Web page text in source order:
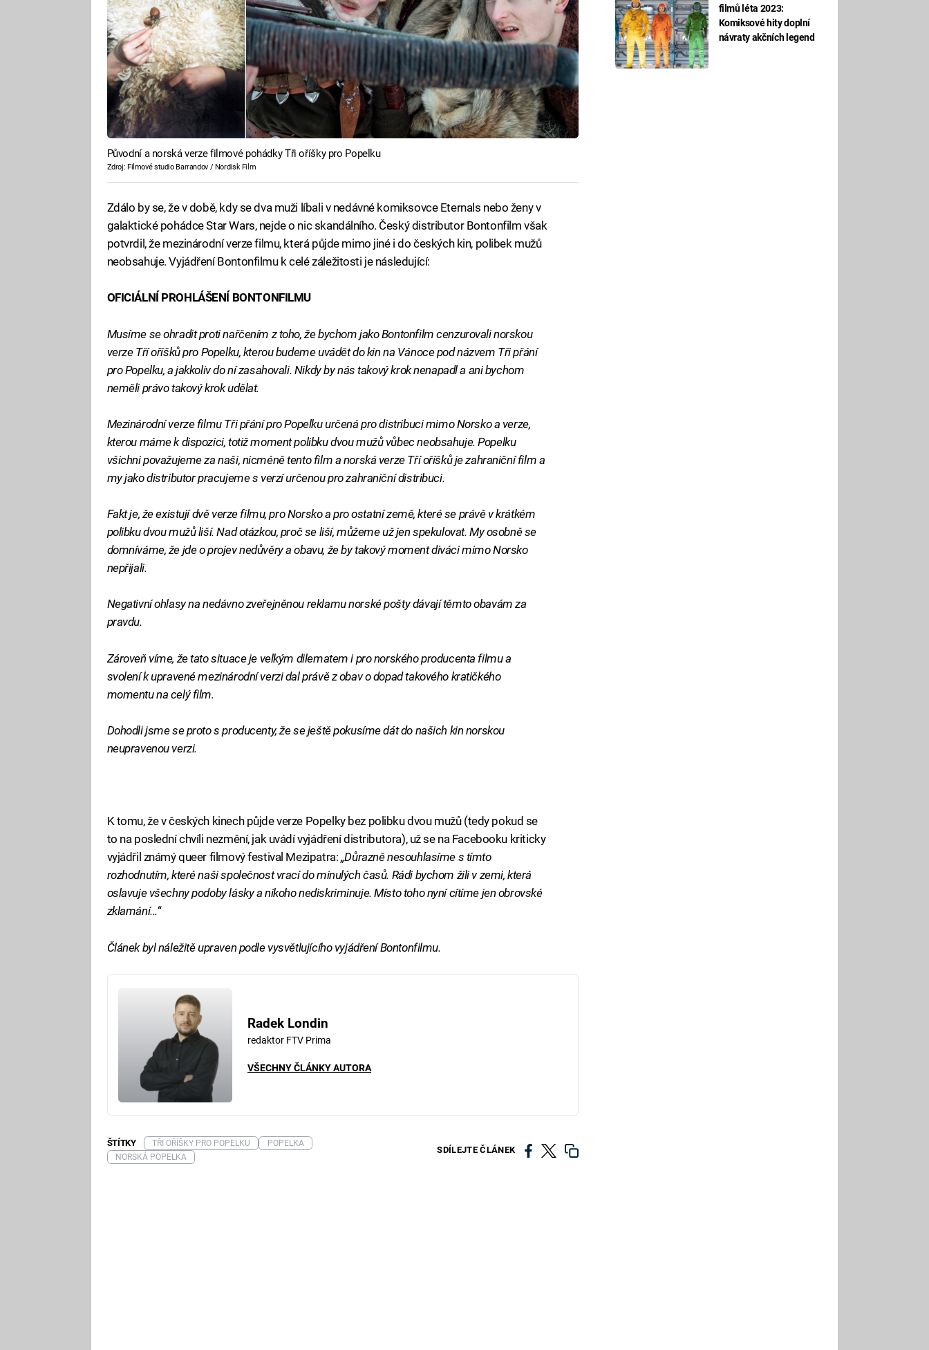
filmů léta 2023:
Komiksové hity doplní
návraty akčních legend
Původní a norská verze filmové pohádky Tři oříšky pro Popelku
Zdroj: Filmové studio Barrandov / Nordisk Film
Zdálo by se, že v době, kdy se dva muži líbali v nedávné komiksovce Eternals nebo ženy v
galaktické pohádce Star Wars, nejde o nic skandálního. Český distributor Bontonfilm však
potvrdil, že mezinárodní verze filmu, která půjde mimo jiné i do českých kin, polibek mužů
neobsahuje. Vyjádření Bontonfilmu k celé záležitosti je následující:
OFICIÁLNÍ PROHLÁŠENÍ BONTONFILMU
Musíme se ohradit proti nařčením z toho, že bychom jako Bontonfilm cenzurovali norskou
verze Tří oříšků pro Popelku, kterou budeme uvádět do kin na Vánoce pod názvem Tři přání
pro Popelku, a jakkoliv do ní zasahovali. Nikdy by nás takový krok nenapadl a ani bychom
neměli právo takový krok udělat.
Mezinárodní verze filmu Tři přání pro Popelku určená pro distribuci mimo Norsko a verze,
kterou máme k dispozici, totiž moment polibku dvou mužů vůbec neobsahuje. Popelku
všichni považujeme za naši, nicméně tento film a norská verze Tří oříšků je zahraniční film a
my jako distributor pracujeme s verzí určenou pro zahraniční distribuci.
Fakt je, že existují dvě verze filmu, pro Norsko a pro ostatní země, které se právě v krátkém
polibku dvou mužů liší. Nad otázkou, proč se liší, můžeme už jen spekulovat. My osobně se
domníváme, že jde o projev nedůvěry a obavu, že by takový moment diváci mimo Norsko
nepřijali.
Negativní ohlasy na nedávno zveřejněnou reklamu norské pošty dávají těmto obavám za
pravdu.
Zároveň víme, že tato situace je velkým dilematem i pro norského producenta filmu a
svolení k upravené mezinárodní verzi dal právě z obav o dopad takového kratičkého
momentu na celý film.
Dohodli jsme se proto s producenty, že se ještě pokusíme dát do našich kin norskou
neupravenou verzi.
K tomu, že v českých kinech půjde verze Popelky bez polibku dvou mužů (tedy pokud se
to na poslední chvíli nezmění, jak uvádí vyjádření distributora), už se na Facebooku kriticky
vyjádřil známý queer filmový festival Mezipatra: „Důrazně nesouhlasíme s tímto
rozhodnutím, které naši společnost vrací do minulých časů. Rádi bychom žili v zemi, která
oslavuje všechny podoby lásky a nikoho nediskriminuje. Místo toho nyní cítíme jen obrovské
zklamání...“
Článek byl náležitě upraven podle vysvětlujícího vyjádření Bontonfilmu.
Radek Londin
redaktor FTV Prima
VŠECHNY ČLÁNKY AUTORA
SDÍLEJTE ČLÁNEK
ŠTÍTKY TŘI OŘÍŠKY PRO POPELKU
POPELKA
NORSKÁ POPELKA